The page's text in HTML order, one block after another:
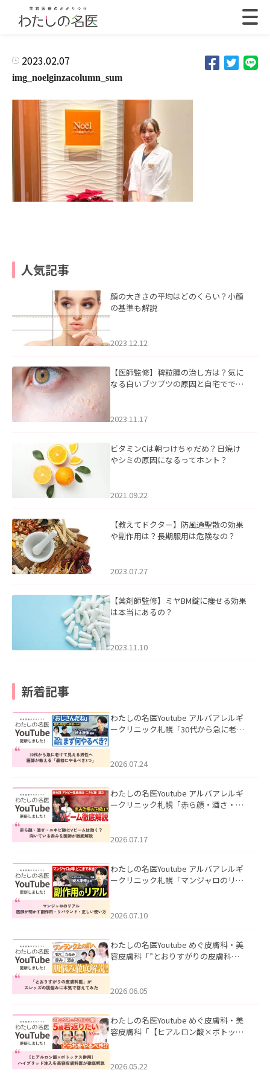
2023.02.07
img_noelginzacolumn_sum
人気記事
顔の大きさの平均はどのくらい？小顔
の基準も解説
2023.12.12
【医師監修】稗粒腫の治し方は？気に
なる白いブツブツの原因と自宅ででき
2023.11.17
ビタミンCは朝つけちゃだめ？日焼け
やシミの原因になるってホント？
2021.09.22
【教えてドクター】防風通聖散の効果
や副作用は？長期服用は危険なの？
2023.07.27
【薬剤師監修】ミヤBM錠に痩せる効果
は本当にあるの？
2023.11.10
新着記事
わたしの名医Youtube アルバアレルギ
ークリニック札幌「30代から急に老け
た。
2026.07.24
わたしの名医Youtube アルバアレルギ
ークリニック札幌「赤ら顔・酒さ・ニ
した。
2026.07.17
わたしの名医Youtube アルバアレルギ
ークリニック札幌「マンジャロのリア
た。
2026.07.10
わたしの名医Youtube めぐ皮膚科・美
容皮膚科「”とおりすがりの皮膚科
2026.06.05
わたしの名医Youtube めぐ皮膚科・美
容皮膚科「【ヒアルロン酸×ボトック
た。
2026.05.22